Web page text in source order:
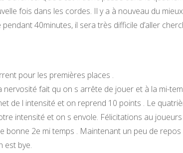
fois dans les cordes. Il y a à nouveau du
40minutes, il sera très difficile d’aller
pour les premières places .
nervosité fait qu on s arrête de jouer et à la mi-
de l intensité et on reprend 10 points . Le
intensité et on s envole. Félicitations au
bonne 2e mi temps . Maintenant un peu de
est bye.